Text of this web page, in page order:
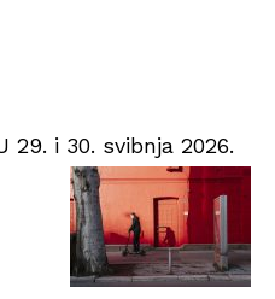
29. i 30. svibnja 2026.